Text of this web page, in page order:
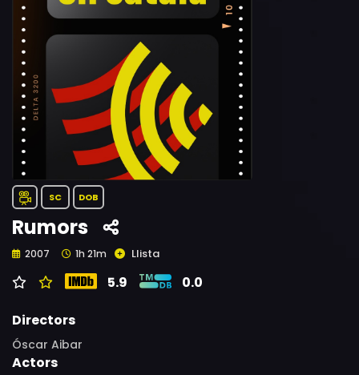
SC DOB
Rumors
2007 1h 21m Llista
5.9 0.0
Directors
Óscar Aibar
Actors